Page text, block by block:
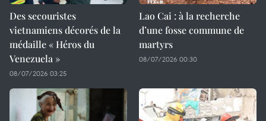
Des secouristes
vietnamiens décorés de la
médaille « Héros du
Venezuela »
08/07/2026 03:25
Lao Cai : à la recherche
d’une fosse commune de
martyrs
08/07/2026 00:30